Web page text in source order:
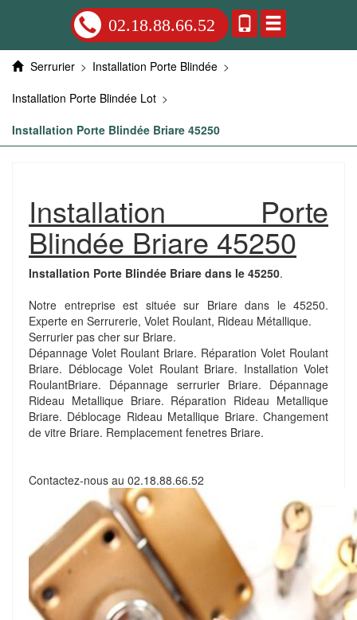
02.18.88.66.52
Serrurier > Installation Porte Blindée >
Installation Porte Blindée Lot >
Installation Porte Blindée Briare 45250
Installation Porte
Blindée Briare 45250
Installation Porte Blindée Briare dans le 45250.
Notre entreprise est située sur Briare dans le 45250.
Experte en Serrurerie, Volet Roulant, Rideau Métallique.
Serrurier pas cher sur Briare.
Dépannage Volet Roulant Briare. Réparation Volet Roulant
Briare. Déblocage Volet Roulant Briare. Installation Volet
RoulantBriare. Dépannage serrurier Briare. Dépannage
Rideau Metallique Briare. Réparation Rideau Metallique
Briare. Déblocage Rideau Metallique Briare. Changement
de vitre Briare. Remplacement fenetres Briare.
Contactez-nous au 02.18.88.66.52